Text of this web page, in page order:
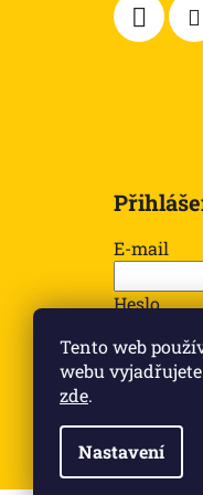
Tento web
webu
zde.
Nastavení
E-mail
Heslo